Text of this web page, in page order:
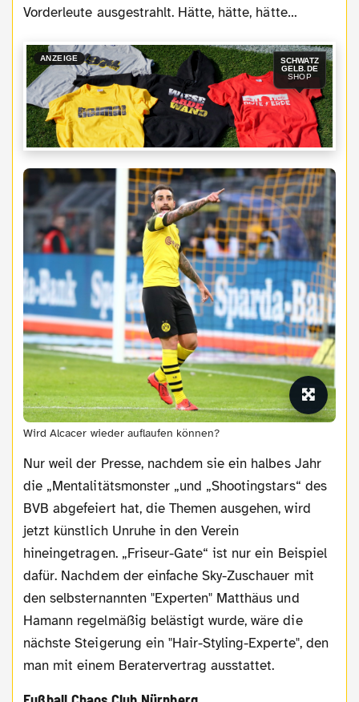
Vorderleute ausgestrahlt. Hätte, hätte, hätte…
ANZEIGE
SCHWATZ
GELB.DE
SHOP
Wird Alcacer wieder auflaufen können?
Nur weil der Presse, nachdem sie ein halbes Jahr
die „Mentalitätsmonster „und „Shootingstars“ des
BVB abgefeiert hat, die Themen ausgehen, wird
jetzt künstlich Unruhe in den Verein
hineingetragen. „Friseur-Gate“ ist nur ein Beispiel
dafür. Nachdem der einfache Sky-Zuschauer mit
den selbsternannten "Experten" Matthäus und
Hamann regelmäßig belästigt wurde, wäre die
nächste Steigerung ein "Hair-Styling-Experte", den
man mit einem Beratervertrag ausstattet.